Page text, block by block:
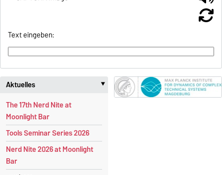
Text eingeben:
Aktuelles ‣
The 17th Nerd Nite at
Moonlight Bar
Tools Seminar Series 2026
Nerd Nite 2026 at Moonlight
Bar